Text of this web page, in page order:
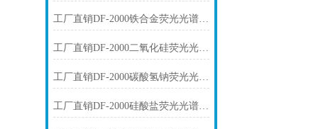
工厂直销DF-2000铁合金荧光光谱仪技术参数
工厂直销DF-2000二氧化硅荧光光谱仪技术参数
工厂直销DF-2000碳酸氢钠荧光光谱仪技术参数
工厂直销DF-2000硅酸盐荧光光谱仪技术参数